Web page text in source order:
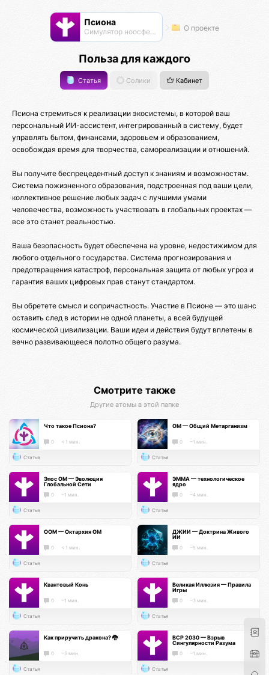
Псиона
Cимулятор ноосферы О проекте
Польза для каждого
Статья Солики Кабинет
Псиона стремиться к реализации экосистемы, в которой ваш
персональный ИИ-ассистент, интегрированный в систему, будет
управлять бытом, финансами, здоровьем и образованием,
освобождая время для творчества, самореализации и отношений.
Вы получите беспрецедентный доступ к знаниям и возможностям.
Система пожизненного образования, подстроенная под ваши цели,
коллективное решение любых задач с лучшими умами
человечества, возможность участвовать в глобальных проектах —
все это станет реальностью.
Ваша безопасность будет обеспечена на уровне, недостижимом для
любого отдельного государства. Система прогнозирования и
предотвращения катастроф, персональная защита от любых угроз и
гарантия ваших цифровых прав станут стандартом.
Вы обретете смысл и сопричастность. Участие в Псионе — это шанс
оставить след в истории не одной планеты, а всей будущей
космической цивилизации. Ваши идеи и действия будут вплетены в
вечно развивающееся полотно общего разума.
Смотрите также
Другие атомы в этой папке
Что такое Псиона?
0 < 1 мин.
Статья
ОМ — Общий Метарганизм
0 ~1 мин.
Статья
Эпос ОМ — Эволюция
Глобальной Сети
0 ~1 мин.
Статья
ЭММА — технологическое
ядро
0 ~4 мин.
Статья
ООМ — Октархия ОМ
0 < 1 мин.
Статья
ДЖИИ — Доктрина Живого
ИИ
0 ~5 мин.
Статья
Квантовый Конь
0 ~1 мин.
Статья
Великая Иллюзия — Правила
Игры
0 ~3 мин.
Статья
Как приручить дракона? 🐉
0 ~5 мин.
Статья
ВСР 2030 — Взрыв
Сингулярности Разума
0 ~1 мин.
Статья